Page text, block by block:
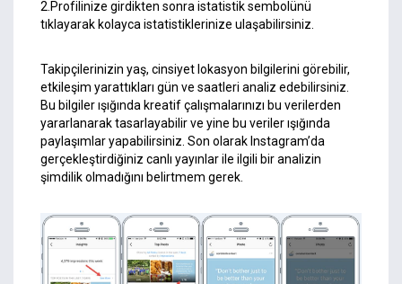
2.Profilinize girdikten sonra istatistik sembolünü
tıklayarak kolayca istatistiklerinize ulaşabilirsiniz.
Takipçilerinizin yaş, cinsiyet lokasyon bilgilerini görebilir,
etkileşim yarattıkları gün ve saatleri analiz edebilirsiniz.
Bu bilgiler ışığında kreatif çalışmalarınızı bu verilerden
yararlanarak tasarlayabilir ve yine bu veriler ışığında
paylaşımlar yapabilirsiniz. Son olarak Instagram’da
gerçekleştirdiğiniz canlı yayınlar ile ilgili bir analizin
şimdilik olmadığını belirtmem gerek.